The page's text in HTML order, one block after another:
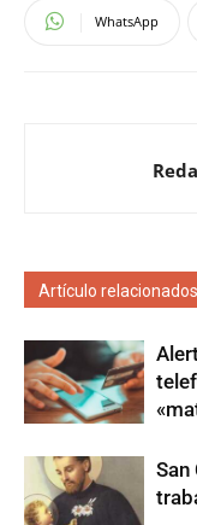
WhatsApp
Artículo relacionados
San